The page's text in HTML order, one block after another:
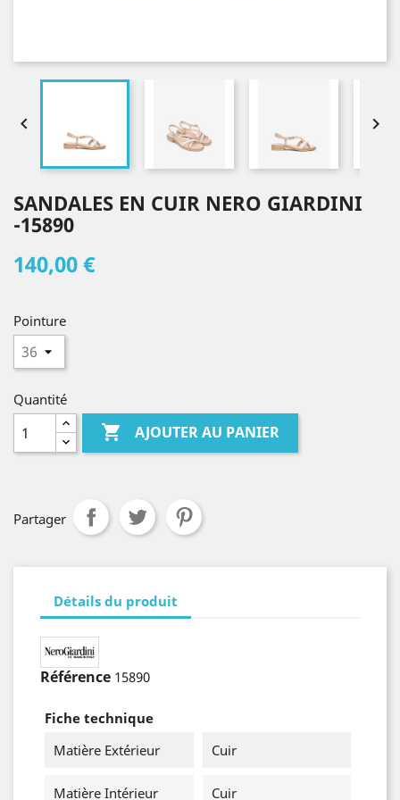
 
SANDALES EN CUIR NERO GIARDINI
-15890
140,00 €
Pointure
Quantité
 AJOUTER AU PANIER
Partager
Détails du produit
Référence 15890
Fiche technique
Matière Extérieur
Cuir
Matière Intérieur Cuir